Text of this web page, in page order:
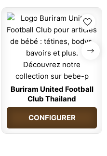
Buriram United Football
Club Thailand
CONFIGURER